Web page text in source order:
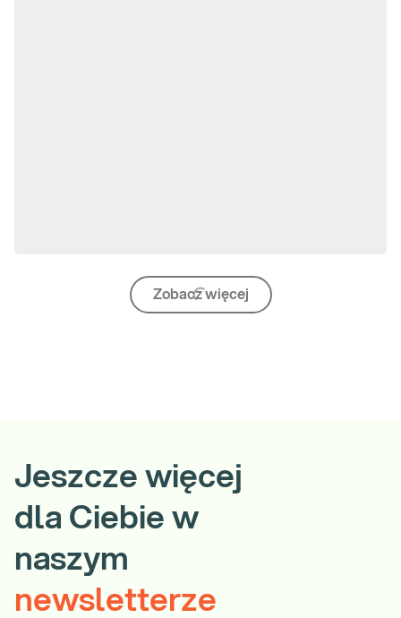
Zobacz więcej
Jeszcze więcej
dla Ciebie w
naszym
newsletterze